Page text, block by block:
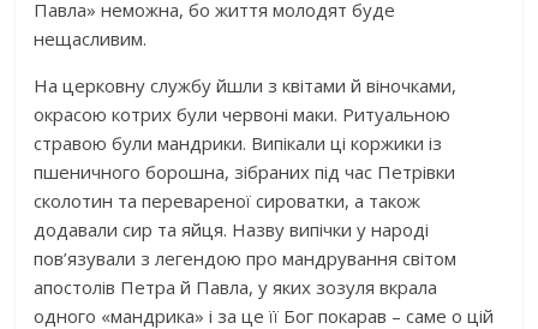
Павла» неможна, бо життя молодят буде
нещасливим.
На церковну службу йшли з квітами й віночками,
окрасою котрих були червоні маки. Ритуальною
стравою були мандрики. Випікали ці коржики із
пшеничного борошна, зібраних під час Петрівки
сколотин та перевареної сироватки, а також
додавали сир та яйця. Назву випічки у народі
пов’язували з легендою про мандрування світом
апостолів Петра й Павла, у яких зозуля вкрала
одного «мандрика» і за це її Бог покарав – саме о цій